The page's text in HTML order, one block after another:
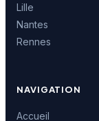
Lille
Nantes
Rennes
NAVIGATION
Accueil